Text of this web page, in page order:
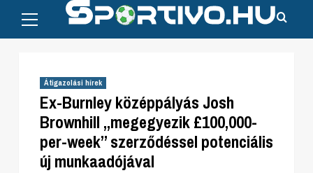
content
Menu
Átigazolási hírek
Ex-Burnley középpályás Josh
Brownhill „megegyezik £100,000-
per-week” szerződéssel potenciális
új munkaadójával